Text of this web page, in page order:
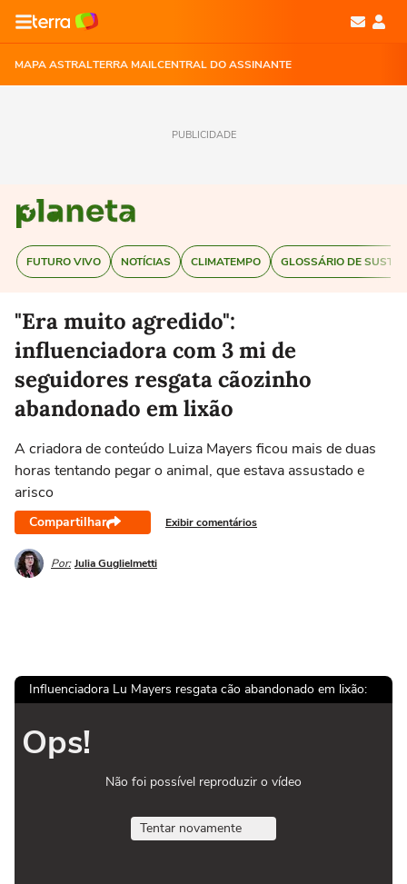
MAPA ASTRALTERRA MAILCENTRAL DO ASSINANTE
PUBLICIDADE
FUTURO VIVO NOTÍCIAS CLIMATEMPO GLOSSÁRIO DE
"Era muito agredido":
influenciadora com 3 mi de
seguidores resgata cãozinho
abandonado em lixão
A criadora de conteúdo Luiza Mayers ficou mais de duas
horas tentando pegar o animal, que estava assustado e
arisco
Compartilhar Exibir comentários
Por: Julia Guglielmetti
Influenciadora Lu Mayers resgata cão abandonado em lixão:
Ops!
Não foi possível reproduzir o vídeo
Tentar novamente